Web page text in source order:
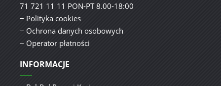
71 721 11 11 PON-PT 8.00-18:00
Polityka cookies
Ochrona danych osobowych
Operator płatności
INFORMACJE